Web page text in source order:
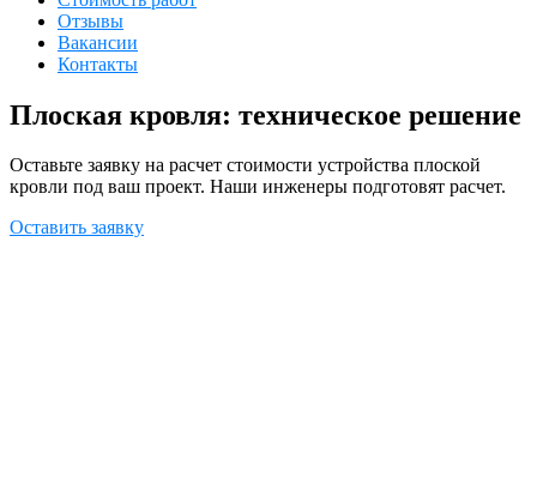
Отзывы
Вакансии
Контакты
Плоская кровля: техническое решение
Оставьте заявку на расчет стоимости устройства плоской
кровли под ваш проект. Наши инженеры подготовят расчет.
Оставить заявку